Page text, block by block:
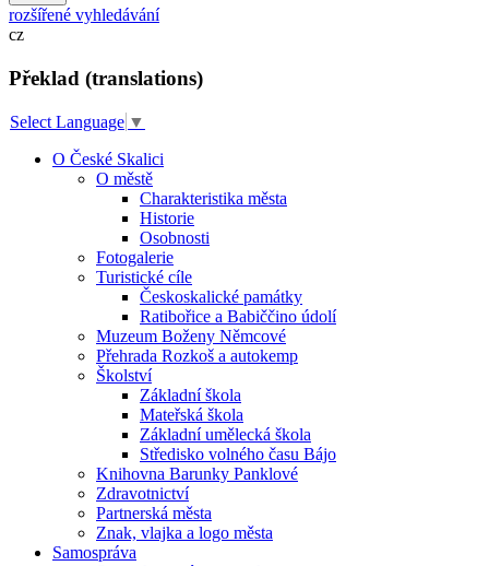
rozšířené vyhledávání
cz
Překlad (translations)
Select Language ▼
O České Skalici
O městě
Charakteristika města
Historie
Osobnosti
Fotogalerie
Turistické cíle
Českoskalické památky
Ratibořice a Babiččino údolí
Muzeum Boženy Němcové
Přehrada Rozkoš a autokemp
Školství
Základní škola
Mateřská škola
Základní umělecká škola
Středisko volného času Bájo
Knihovna Barunky Panklové
Zdravotnictví
Partnerská města
Znak, vlajka a logo města
Samospráva